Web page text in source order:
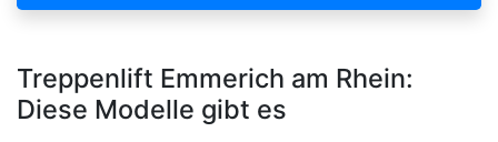
Treppenlift Emmerich am Rhein:
Diese Modelle gibt es